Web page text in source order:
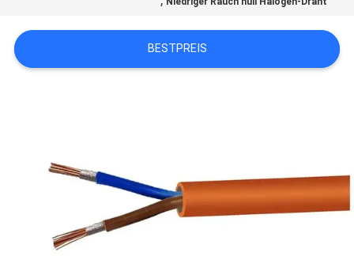
BLOG
DATENSCHUTZRICHTLINIE
BESTPREIS